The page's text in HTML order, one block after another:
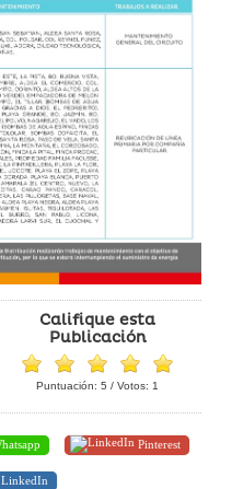
Califique esta
Publicación
Puntuación: 5 / Votos: 1
Pinterest
LinkedIn